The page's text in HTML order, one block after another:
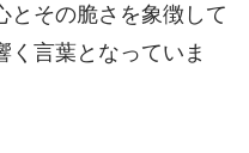
とその脆さを象徴して
く言葉となっていま